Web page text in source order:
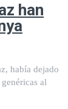
han
había dejado
al